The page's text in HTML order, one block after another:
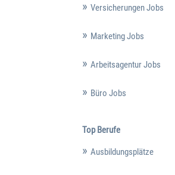
Versicherungen Jobs
Marketing Jobs
Arbeitsagentur Jobs
Büro Jobs
Top Berufe
Ausbildungsplätze